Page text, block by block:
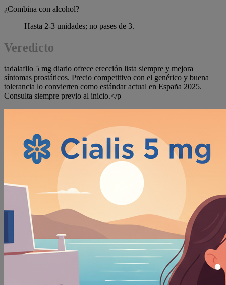
¿Combina con alcohol?
Hasta 2-3 unidades; no pases de 3.
Veredicto
tadalafilo 5 mg diario ofrece erección lista siempre y mejora
síntomas prostáticos. Precio competitivo con el genérico y buena
tolerancia lo convierten como estándar actual en España 2025.
Consulta siempre previo al inicio.</p